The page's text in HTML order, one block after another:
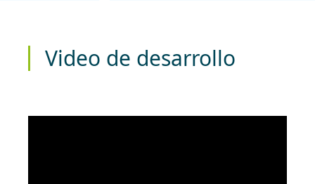
Video de desarrollo